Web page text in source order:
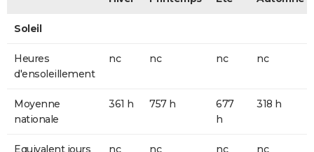
Soleil
Heures
d'ensoleillement
nc nc nc nc
Moyenne
nationale
361 h 757 h
677
h
318 h
Equivalent jours
nc nc nc nc